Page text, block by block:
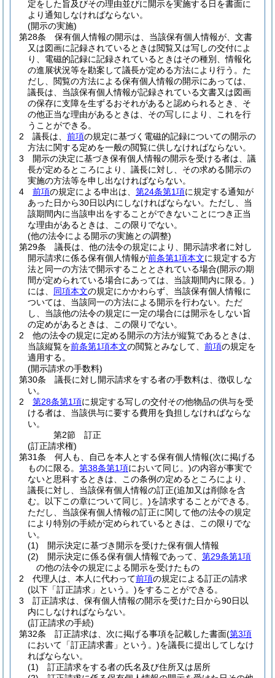
定をした旨及びその理由並びに開示を実施する日を書面に
より通知しなければならない。
(開示の実施)
第28条
保有個人情報の開示は、当該保有個人情報が、文書
又は図画に記録されているときは閲覧又は写しの交付によ
り、電磁的記録に記録されているときはその種別、情報化
の進展状況等を勘案して議長が定める方法により行う。 た
だし、閲覧の方法による保有個人情報の開示にあっては、
議長は、当該保有個人情報が記録されている文書又は図画
の保存に支障を生ずるおそれがあると認められるとき、そ
の他正当な理由があるときは、その写しにより、これを行
うことができる。
2
議長は、 前項の規定に基づく電磁的記録についての開示の
方法に関する定めを一般の閲覧に供しなければならない。
3
開示の決定に基づき保有個人情報の開示を受ける者は、議
長が定めるところにより、議長に対し、その求める開示の
実施の方法等を申し出なければならない。
4
前項の規定による申出は、 第24条第1項に規定する通知が
あった日から30日以内にしなければならない。 ただし、当
該期間内に当該申出をすることができないことにつき正当
な理由があるときは、この限りでない。
(他の法令による開示の実施との調整)
第29条
議長は、他の法令の規定により、開示請求者に対し
開示請求に係る保有個人情報が前条第1項本文に規定する方
法と同一の方法で開示することとされている場合(開示の期
間が定められている場合にあっては、当該期間内に限る。)
には、 同項本文の規定にかかわらず、当該保有個人情報に
ついては、当該同一の方法による開示を行わない。 ただ
し、当該他の法令の規定に一定の場合には開示をしない旨
の定めがあるときは、この限りでない。
2
他の法令の規定に定める開示の方法が縦覧であるときは、
当該縦覧を前条第1項本文の閲覧とみなして、 前項の規定を
適用する。
(開示請求の手数料)
第30条
議長に対し開示請求をする者の手数料は、徴収しな
い。
2
第28条第1項に規定する写しの交付その他物品の供与を受
ける者は、当該供与に要する費用を負担しなければならな
い。
第2節
訂正
(訂正請求権)
第31条
何人も、自己を本人とする保有個人情報(次に掲げる
ものに限る。 第38条第1項において同じ。)の内容が事実で
ないと思科するときは、この条例の定めるところにより、
議長に対し、当該保有個人情報の訂正(追加又は削除を含
む。以下この章について同じ。)を請求することができる。
ただし、当該保有個人情報の訂正に関して他の法令の規定
により特別の手続が定められているときは、この限りでな
い。
(1)
開示決定に基づき開示を受けた保有個人情報
(2)
開示決定に係る保有個人情報であって、 第29条第1項
の他の法令の規定による開示を受けたもの
2
代理人は、本人に代わって前項の規定による訂正の請求
(以下「訂正請求」という。)をすることができる。
3
訂正請求は、保有個人情報の開示を受けた日から90日以
内にしなければならない。
(訂正請求の手続)
第32条
訂正請求は、次に掲げる事項を記載した書面(第3項
において「訂正請求書」という。)を議長に提出してしなけ
ればならない。
(1)
訂正請求をする者の氏名及び住所又は居所